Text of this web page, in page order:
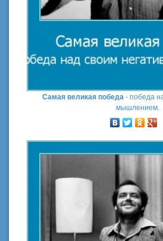
Самая великая победа - победа
мышлением.